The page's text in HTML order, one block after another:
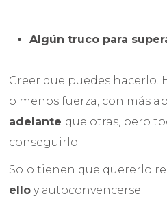
Algún truco para
Creer que puedes hacerlo.
o menos fuerza, con más
adelante que otras, pero
conseguirlo.
Solo tienen que quererlo
ello y autoconvencerse.